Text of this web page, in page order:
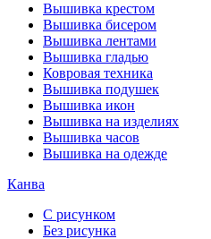
Вышивка крестом
Вышивка бисером
Вышивка лентами
Вышивка гладью
Ковровая техника
Вышивка подушек
Вышивка икон
Вышивка на изделиях
Вышивка часов
Вышивка на одежде
Канва
С рисунком
Без рисунка